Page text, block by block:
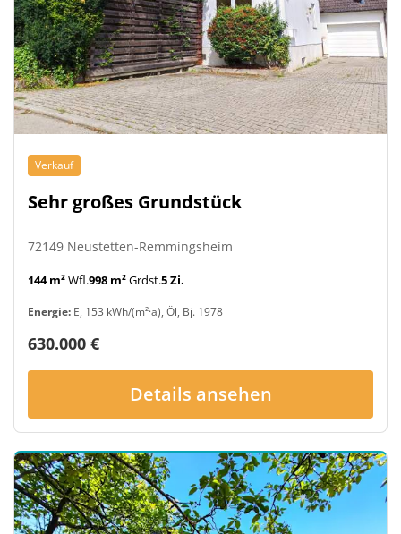
Verkauf
Sehr großes Grundstück
72149 Neustetten-Remmingsheim
144 m²Wfl.998 m²Grdst.5 Zi.
Energie: E, 153 kWh/(m²·a), Öl, Bj. 1978
630.000 €
Details ansehen